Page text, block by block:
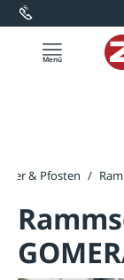
springen
& Pfosten /